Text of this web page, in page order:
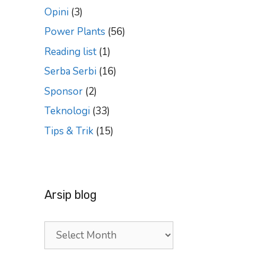
Opini (3)
Power Plants (56)
Reading list (1)
Serba Serbi (16)
Sponsor (2)
Teknologi (33)
Tips & Trik (15)
Arsip blog
Arsip
blog